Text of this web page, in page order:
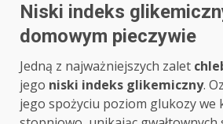
Niski indeks
domowym pieczywie
Jedną z najważniejszych zalet
jego niski indeks glikemiczny.
jego spożyciu poziom glukozy we